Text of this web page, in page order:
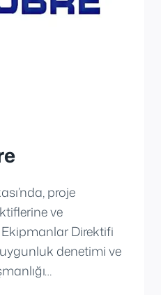
proje
ve
Ekipmanlar Direktifi
denetimi ve